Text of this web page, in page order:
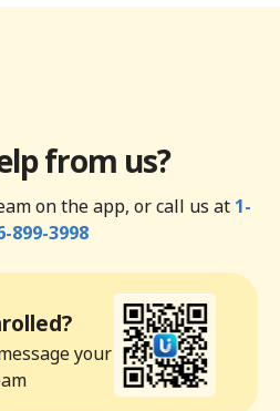
from us?
on the app, or call us at 1-
899-3998
your